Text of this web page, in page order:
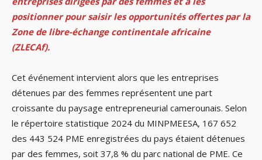
positionner pour saisir les opportunités offertes par la
Zone de libre-échange continentale africaine
(ZLECAf).
Cet événement intervient alors que les entreprises
détenues par des femmes représentent une part
croissante du paysage entrepreneurial camerounais. Selon
le répertoire statistique 2024 du MINPMEESA, 167 652
des 443 524 PME enregistrées du pays étaient détenues
par des femmes, soit 37,8 % du parc national de PME. Ce